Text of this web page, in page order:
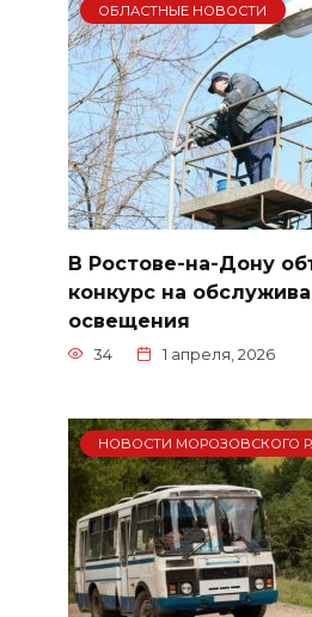
ОБЛАСТНЫЕ НОВОСТИ
В Ростове-на-Дону
конкурс на
освещения
34 1 апреля, 2026
НОВОСТИ МОРОЗОВСКОГО